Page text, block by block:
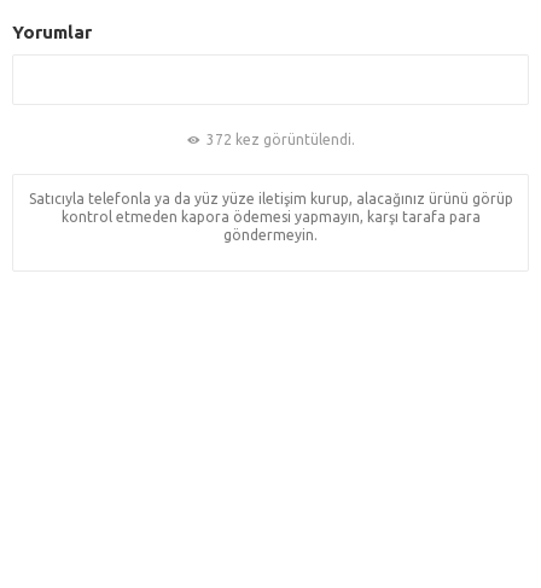
Yorumlar
372 kez görüntülendi.
Satıcıyla telefonla ya da yüz yüze iletişim kurup, alacağınız ürünü görüp
kontrol etmeden kapora ödemesi yapmayın, karşı tarafa para
göndermeyin.